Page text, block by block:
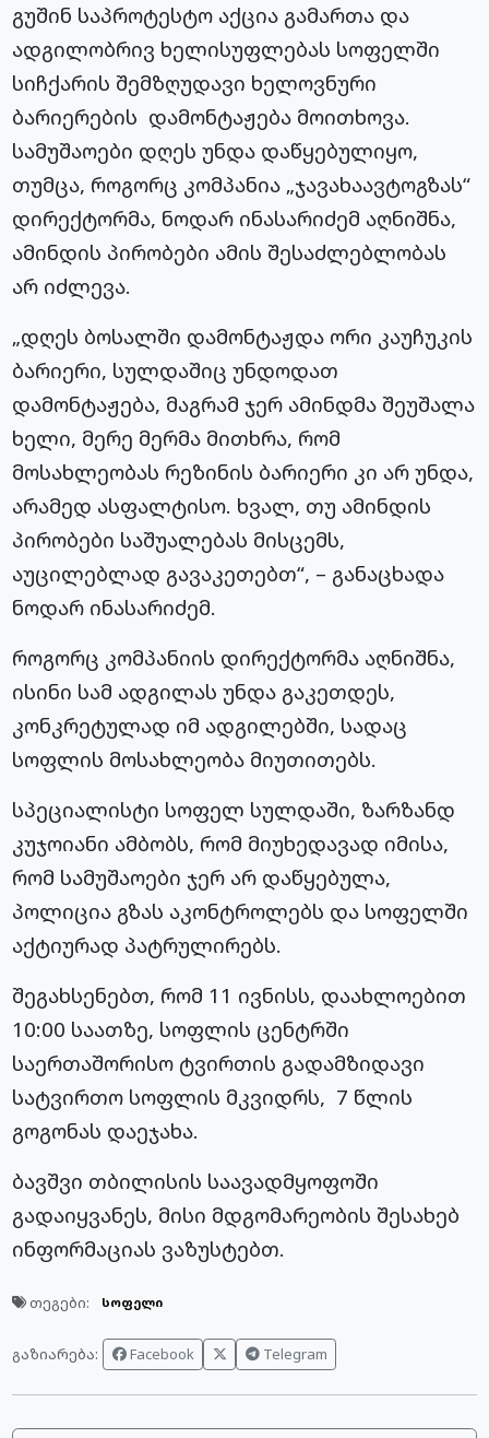
გუშინ საპროტესტო აქცია გამართა და
ადგილობრივ ხელისუფლებას სოფელში
სიჩქარის შემზღუდავი ხელოვნური
ბარიერების დამონტაჟება მოითხოვა.
სამუშაოები დღეს უნდა დაწყებულიყო,
თუმცა, როგორც კომპანია „ჯავახაავტოგზას“
დირექტორმა, ნოდარ ინასარიძემ აღნიშნა,
ამინდის პირობები ამის შესაძლებლობას
არ იძლევა.
„დღეს ბოსალში დამონტაჟდა ორი კაუჩუკის
ბარიერი, სულდაშიც უნდოდათ
დამონტაჟება, მაგრამ ჯერ ამინდმა შეუშალა
ხელი, მერე მერმა მითხრა, რომ
მოსახლეობას რეზინის ბარიერი კი არ უნდა,
არამედ ასფალტისო. ხვალ, თუ ამინდის
პირობები საშუალებას მისცემს,
აუცილებლად გავაკეთებთ“, – განაცხადა
ნოდარ ინასარიძემ.
როგორც კომპანიის დირექტორმა აღნიშნა,
ისინი სამ ადგილას უნდა გაკეთდეს,
კონკრეტულად იმ ადგილებში, სადაც
სოფლის მოსახლეობა მიუთითებს.
სპეციალისტი სოფელ სულდაში, ზარზანდ
კუჯოიანი ამბობს, რომ მიუხედავად იმისა,
რომ სამუშაოები ჯერ არ დაწყებულა,
პოლიცია გზას აკონტროლებს და სოფელში
აქტიურად პატრულირებს.
შეგახსენებთ, რომ 11 ივნისს, დაახლოებით
10:00 საათზე, სოფლის ცენტრში
საერთაშორისო ტვირთის გადამზიდავი
სატვირთო სოფლის მკვიდრს, 7 წლის
გოგონას დაეჯახა.
ბავშვი თბილისის საავადმყოფოში
გადაიყვანეს, მისი მდგომარეობის შესახებ
ინფორმაციას ვაზუსტებთ.
თეგები: სოფელი
გაზიარება: Facebook Telegram